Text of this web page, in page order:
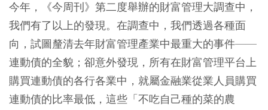
今年，《今周刊》第二度舉辦的財富管理大調查中，
我們有了以上的發現。在調查中，我們透過各種面
向，試圖釐清去年財富管理產業中最重大的事件——
連動債的全貌；卻意外發現，所有在財富管理平台上
購買連動債的各行各業中，就屬金融業從業人員購買
連動債的比率最低，這些「不吃自己種的菜的農